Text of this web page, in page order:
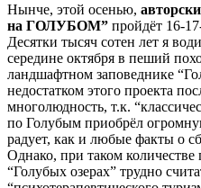
Нынче, этой осенью,
на ГОЛУБОМ” пройдёт 16-
Десятки тысяч сотен лет я
середине октября в пеший
ландшафтном заповеднике
недостатком этого проекта
многолюдность, т.к.
по Голубым приобрёл
радует, как и любые факты о
Однако, при таком
“Голубых озерах” трудно